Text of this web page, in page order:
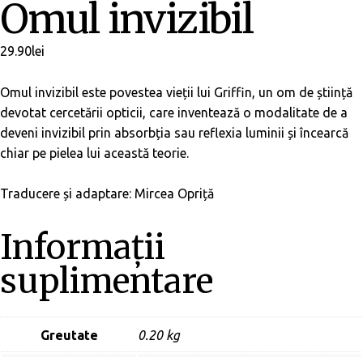
Omul invizibil
29.90lei
Omul invizibil este povestea vieții lui Griffin, un om de știință
devotat cercetării opticii, care inventează o modalitate de a
deveni invizibil prin absorbția sau reflexia luminii și încearcă
chiar pe pielea lui această teorie.
Traducere și adaptare: Mircea Opriță
Informații
suplimentare
Greutate 0.20 kg